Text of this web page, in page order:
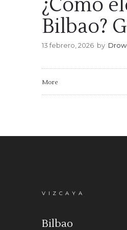
¿Cómo
Bilbao?
13 febrero, 2026 by
More
VIZCAYA
Bilbao